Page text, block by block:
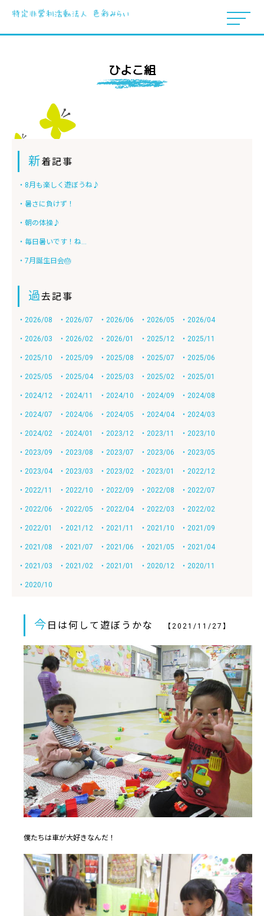
ひよこ組
新着記事
・8月も楽しく遊ぼうね♪
・暑さに負けず！
・朝の体操♪
・毎日暑いです！ね...
・7月誕生日会🎂
過去記事
・2026/08 ・2026/07 ・2026/06 ・2026/05 ・2026/04
・2026/03 ・2026/02 ・2026/01 ・2025/12 ・2025/11
・2025/10 ・2025/09 ・2025/08 ・2025/07 ・2025/06
・2025/05 ・2025/04 ・2025/03 ・2025/02 ・2025/01
・2024/12 ・2024/11 ・2024/10 ・2024/09 ・2024/08
・2024/07 ・2024/06 ・2024/05 ・2024/04 ・2024/03
・2024/02 ・2024/01 ・2023/12 ・2023/11 ・2023/10
・2023/09 ・2023/08 ・2023/07 ・2023/06 ・2023/05
・2023/04 ・2023/03 ・2023/02 ・2023/01 ・2022/12
・2022/11 ・2022/10 ・2022/09 ・2022/08 ・2022/07
・2022/06 ・2022/05 ・2022/04 ・2022/03 ・2022/02
・2022/01 ・2021/12 ・2021/11 ・2021/10 ・2021/09
・2021/08 ・2021/07 ・2021/06 ・2021/05 ・2021/04
・2021/03 ・2021/02 ・2021/01 ・2020/12 ・2020/11
・2020/10
今 日は何して遊ぼうかな 【2021/11/27】
僕たちは車が大好きなんだ！